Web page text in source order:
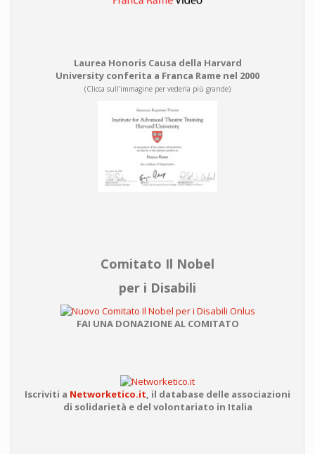
Laurea Honoris Causa della Harvard
University conferita a Franca Rame nel 2000
(Clicca sull'immagine per vederla più grande)
Comitato Il Nobel
per i Disabili
FAI UNA DONAZIONE AL COMITATO
Iscriviti a Networketico.it, il database delle associazioni
di solidarietà e del volontariato in Italia